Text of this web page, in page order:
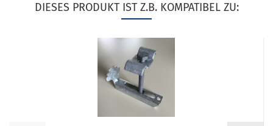
DIESES PRODUKT IST Z.B. KOMPATIBEL ZU: